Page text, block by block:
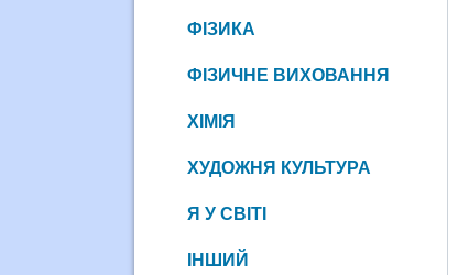
ФІЗИКА
ФІЗИЧНЕ ВИХОВАННЯ
ХІМІЯ
ХУДОЖНЯ КУЛЬТУРА
Я У СВІТІ
ІНШИЙ